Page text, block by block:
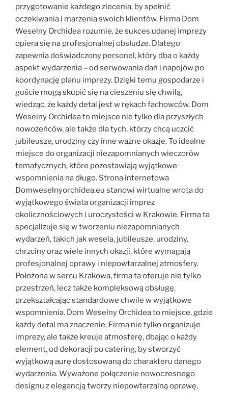
przygotowanie każdego zlecenia, by spełnić
oczekiwania i marzenia swoich klientów. Firma Dom
Weselny Orchidea rozumie, że sukces udanej imprezy
opiera się na profesjonalnej obsłudze. Dlatego
zapewnia doświadczony personel, który dba o każdy
aspekt wydarzenia – od serwowania dań i napojów po
koordynację planu imprezy. Dzięki temu gospodarze i
goście mogą skupić się na cieszeniu się chwilą,
wiedząc, że każdy detal jest w rękach fachowców. Dom
Weselny Orchidea to miejsce nie tylko dla przyszłych
nowożeńców, ale także dla tych, którzy chcą uczcić
jubileusze, urodziny czy inne ważne okazje. To idealne
miejsce do organizacji niezapomnianych wieczorów
tematycznych, które pozostawiają wyjątkowe
wspomnienia na długo. Strona internetowa
Domweselnyorchidea.eu stanowi wirtualne wrota do
wyjątkowego świata organizacji imprez
okolicznościowych i uroczystości w Krakowie. Firma ta
specjalizuje się w tworzeniu niezapomnianych
wydarzeń, takich jak wesela, jubileusze, urodziny,
chrzciny oraz wiele innych okazji, które wymagają
profesjonalnej oprawy i niepowtarzalnej atmosfery.
Położona w sercu Krakowa, firma ta oferuje nie tylko
przestrzeń, lecz także kompleksową obsługę,
przekształcając standardowe chwile w wyjątkowe
wspomnienia. Dom Weselny Orchidea to miejsce, gdzie
każdy detal ma znaczenie. Firma nie tylko organizuje
imprezy, ale także kreuje atmosferę, dbając o każdy
element, od dekoracji po catering, by stworzyć
wyjątkową aurę dostosowaną do charakteru danego
wydarzenia. Wyważone połączenie nowoczesnego
designu z elegancją tworzy niepowtarzalną oprawę,